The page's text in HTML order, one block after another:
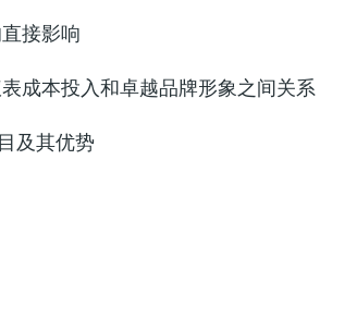
接影响
成本投入和卓越品牌形象之间关系
及其优势